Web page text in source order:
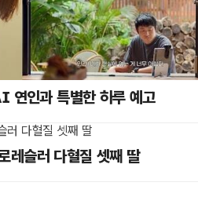
인과 특별한 하루 예고
레슬러 다혈질 셋째 딸